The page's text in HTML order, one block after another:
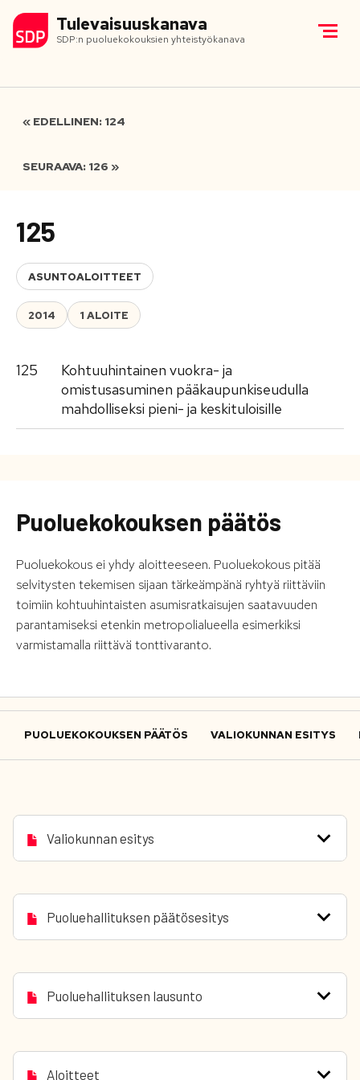
Tulevaisuuskanava
SDP:n puoluekokouksien yhteistyökanava
« EDELLINEN: 124
SEURAAVA: 126 »
125
ASUNTOALOITTEET
2014 1 ALOITE
125
Kohtuuhintainen vuokra- ja
omistusasuminen pääkaupunkiseudulla
mahdolliseksi pieni- ja keskituloisille
Puoluekokouksen päätös
Puoluekokous ei yhdy aloitteeseen. Puoluekokous pitää
selvitysten tekemisen sijaan tärkeämpänä ryhtyä riittäviin
toimiin kohtuuhintaisten asumisratkaisujen saatavuuden
parantamiseksi etenkin metropolialueella esimerkiksi
varmistamalla riittävä tonttivaranto.
PUOLUEKOKOUKSEN PÄÄTÖS VALIOKUNNAN ESITYS
Valiokunnan esitys
Puoluehallituksen päätösesitys
Puoluehallituksen lausunto
Aloitteet